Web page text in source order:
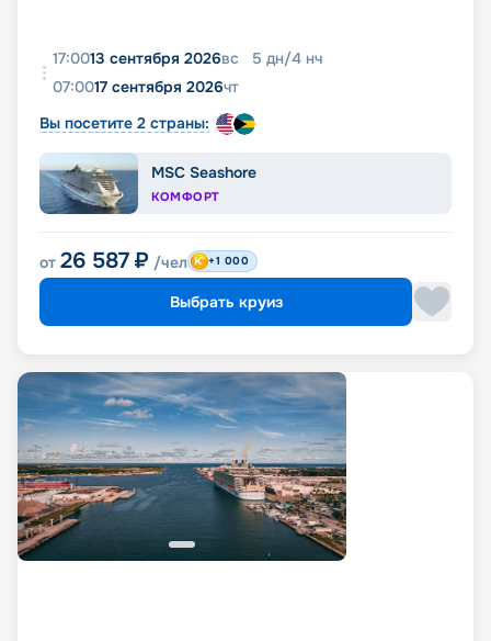
17:0013 сентября 2026вс 5 дн/4 нч
07:0017 сентября 2026чт
Вы посетите 2 страны:
MSC Seashore
КОМФОРТ
от 26 587 ₽ /чел +1 000
Выбрать круиз